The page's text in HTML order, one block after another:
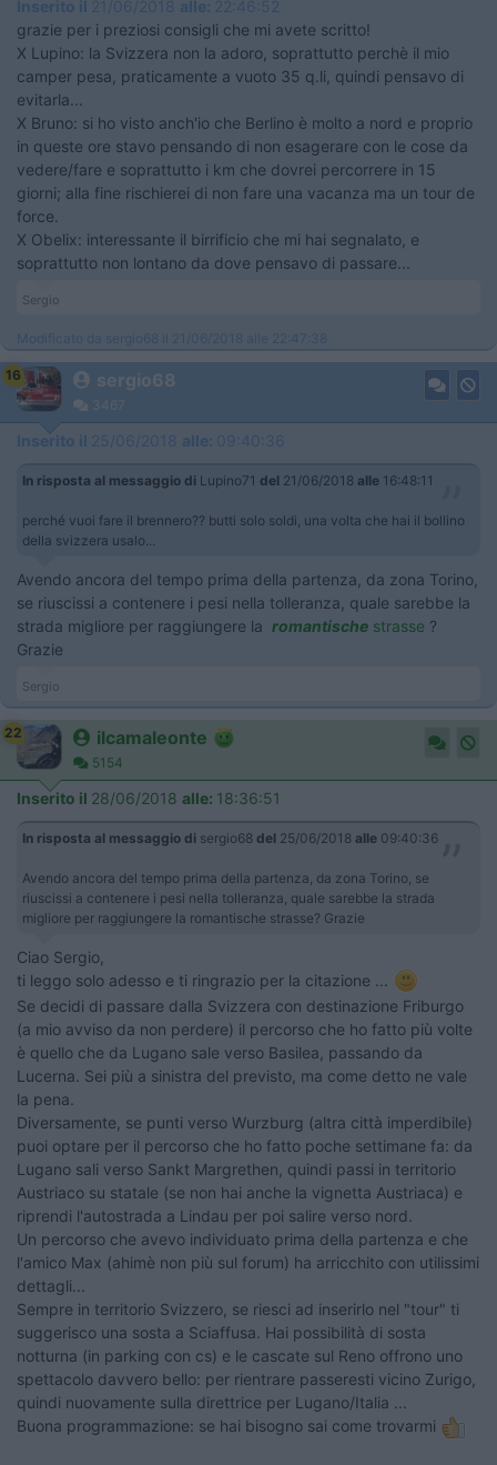
Inserito il 21/06/2018 alle: 22:46:52
grazie per i preziosi consigli che mi avete scritto!
X Lupino: la Svizzera non la adoro, soprattutto perchè il mio
camper pesa, praticamente a vuoto 35 q.li, quindi pensavo di
evitarla...
X Bruno: si ho visto anch'io che Berlino è molto a nord e proprio
in queste ore stavo pensando di non esagerare con le cose da
vedere/fare e soprattutto i km che dovrei percorrere in 15
giorni; alla fine rischierei di non fare una vacanza ma un tour de
force.
X Obelix: interessante il birrificio che mi hai segnalato, e
soprattutto non lontano da dove pensavo di passare...
Sergio
Modificato da sergio68 il 21/06/2018 alle 22:47:38
16 sergio68
3467
Inserito il 25/06/2018 alle: 09:40:36
In risposta al messaggio di Lupino71 del 21/06/2018 alle 16:48:11
perché vuoi fare il brennero?? butti solo soldi, una volta che hai il bollino
della svizzera usalo...
Avendo ancora del tempo prima della partenza, da zona Torino,
se riuscissi a contenere i pesi nella tolleranza, quale sarebbe la
strada migliore per raggiungere la romantische strasse ?
Grazie
Sergio
22 ilcamaleonte
5154
Inserito il 28/06/2018 alle: 18:36:51
In risposta al messaggio di sergio68 del 25/06/2018 alle 09:40:36
Avendo ancora del tempo prima della partenza, da zona Torino, se
riuscissi a contenere i pesi nella tolleranza, quale sarebbe la strada
migliore per raggiungere la romantische strasse? Grazie
Ciao Sergio,
ti leggo solo adesso e ti ringrazio per la citazione ...
Se decidi di passare dalla Svizzera con destinazione Friburgo
(a mio avviso da non perdere) il percorso che ho fatto più volte
è quello che da Lugano sale verso Basilea, passando da
Lucerna. Sei più a sinistra del previsto, ma come detto ne vale
la pena.
Diversamente, se punti verso Wurzburg (altra città imperdibile)
puoi optare per il percorso che ho fatto poche settimane fa: da
Lugano sali verso Sankt Margrethen, quindi passi in territorio
Austriaco su statale (se non hai anche la vignetta Austriaca) e
riprendi l'autostrada a Lindau per poi salire verso nord.
Un percorso che avevo individuato prima della partenza e che
l'amico Max (ahimè non più sul forum) ha arricchito con utilissimi
dettagli...
Sempre in territorio Svizzero, se riesci ad inserirlo nel "tour" ti
suggerisco una sosta a Sciaffusa. Hai possibilità di sosta
notturna (in parking con cs) e le cascate sul Reno offrono uno
spettacolo davvero bello: per rientrare passeresti vicino Zurigo,
quindi nuovamente sulla direttrice per Lugano/Italia ...
Buona programmazione: se hai bisogno sai come trovarmi